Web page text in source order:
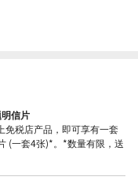
信片
免税店产品，即可享有一套
(一套4张)*。*数量有限，送